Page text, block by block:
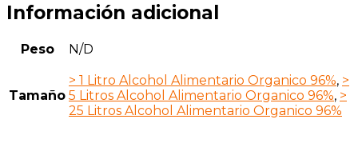
Información adicional
Peso N/D
Tamaño
> 1 Litro Alcohol Alimentario Organico 96%, >
5 Litros Alcohol Alimentario Organico 96%, >
25 Litros Alcohol Alimentario Organico 96%